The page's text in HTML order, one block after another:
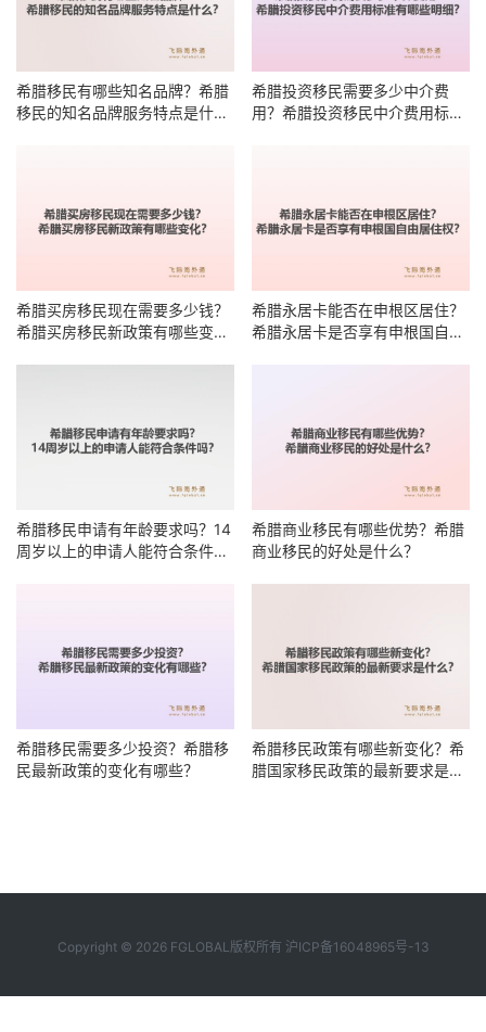
希腊移民有哪些知名品牌？希腊
移民的知名品牌服务特点是什
希腊投资移民需要多少中介费
用？希腊投资移民中介费用标准
希腊买房移民现在需要多少钱？
希腊买房移民新政策有哪些变
希腊永居卡能否在申根区居住？
希腊永居卡是否享有申根国自由
希腊移民申请有年龄要求吗？14
周岁以上的申请人能符合条件
希腊商业移民有哪些优势？希腊
商业移民的好处是什么？
希腊移民需要多少投资？希腊移
民最新政策的变化有哪些？
希腊移民政策有哪些新变化？希
腊国家移民政策的最新要求是什
Copyright © 2026 FGLOBAL版权所有 沪ICP备16048965号-13